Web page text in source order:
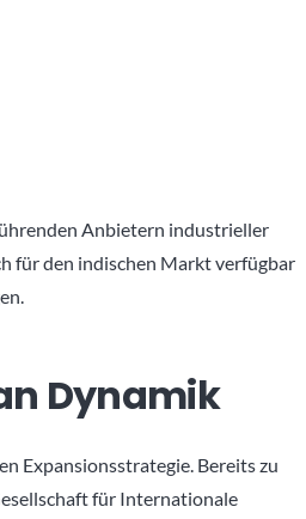
Anbietern industrieller
für den indischen Markt verfügbar
Dynamik
Expansionsstrategie. Bereits zu
für Internationale